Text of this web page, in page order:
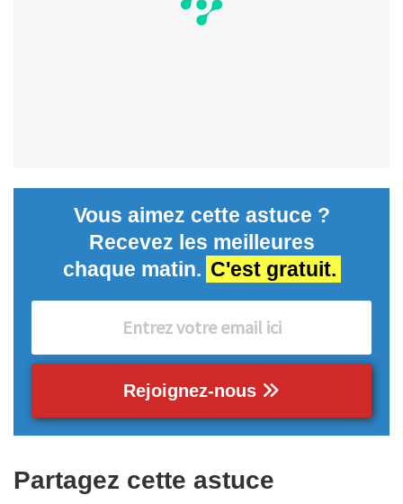
Vous aimez cette astuce ?
Recevez les meilleures
chaque matin. C'est gratuit.
Rejoignez-nous
Partagez cette astuce